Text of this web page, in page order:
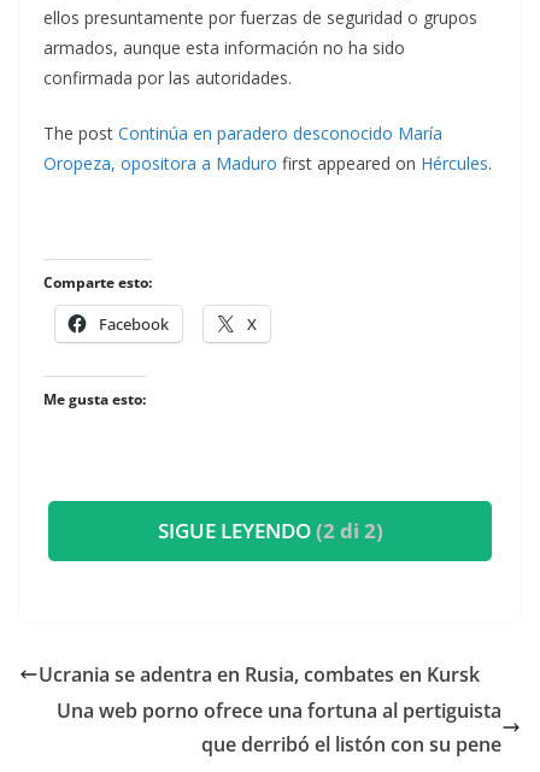
ellos presuntamente por fuerzas de seguridad o grupos
armados, aunque esta información no ha sido
confirmada por las autoridades.
The post Continúa en paradero desconocido María
Oropeza, opositora a Maduro first appeared on Hércules.
Comparte esto:
Facebook X
Me gusta esto:
SIGUE LEYENDO(2 di 2)
Ucrania se adentra en Rusia, combates en Kursk
Una web porno ofrece una fortuna al pertiguista
que derribó el listón con su pene